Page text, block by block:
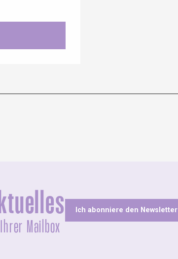
Mailbox
Ich abonniere den Newsletter